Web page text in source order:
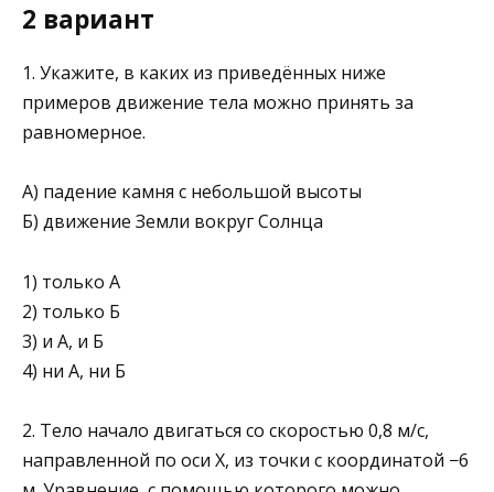
2 вариант
1. Укажите, в каких из приведённых ниже
примеров движение тела можно принять за
равномерное.
А) падение камня с небольшой высоты
Б) движение Земли вокруг Солнца
1) только А
2) только Б
3) и А, и Б
4) ни А, ни Б
2. Тело начало двигаться со скоростью 0,8 м/с,
направленной по оси Х, из точки с координатой −6